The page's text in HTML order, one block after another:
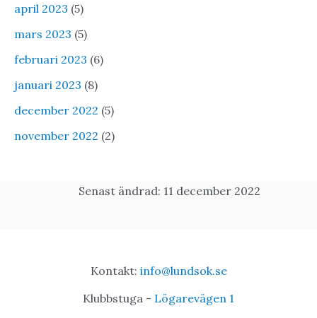
april 2023 (5)
mars 2023 (5)
februari 2023 (6)
januari 2023 (8)
december 2022 (5)
november 2022 (2)
Senast ändrad: 11 december 2022
Kontakt: info@lundsok.se
Klubbstuga - Lögarevägen 1